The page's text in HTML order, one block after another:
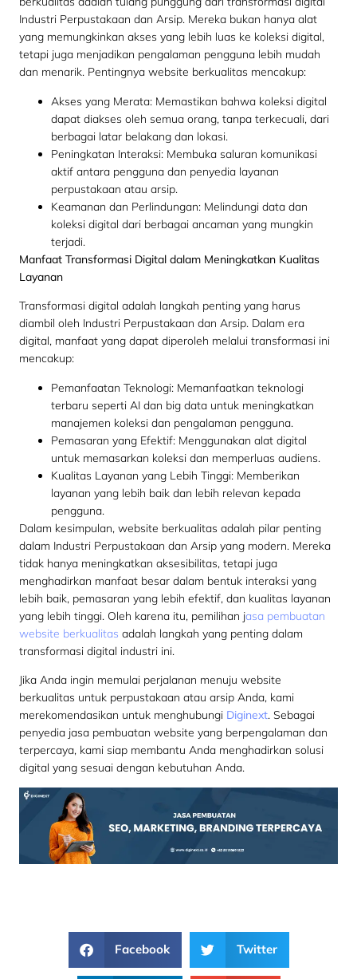
Industri Perpustakaan dan Arsip. Mereka bukan hanya alat
yang memungkinkan akses yang lebih luas ke koleksi digital,
tetapi juga menjadikan pengalaman pengguna lebih mudah
dan menarik. Pentingnya website berkualitas mencakup:
Akses yang Merata: Memastikan bahwa koleksi digital
dapat diakses oleh semua orang, tanpa terkecuali, dari
berbagai latar belakang dan lokasi.
Peningkatan Interaksi: Membuka saluran komunikasi
aktif antara pengguna dan penyedia layanan
perpustakaan atau arsip.
Keamanan dan Perlindungan: Melindungi data dan
koleksi digital dari berbagai ancaman yang mungkin
terjadi.
Manfaat Transformasi Digital dalam Meningkatkan Kualitas
Layanan
Transformasi digital adalah langkah penting yang harus
diambil oleh Industri Perpustakaan dan Arsip. Dalam era
digital, manfaat yang dapat diperoleh melalui transformasi ini
mencakup:
Pemanfaatan Teknologi: Memanfaatkan teknologi
terbaru seperti AI dan big data untuk meningkatkan
manajemen koleksi dan pengalaman pengguna.
Pemasaran yang Efektif: Menggunakan alat digital
untuk memasarkan koleksi dan memperluas audiens.
Kualitas Layanan yang Lebih Tinggi: Memberikan
layanan yang lebih baik dan lebih relevan kepada
pengguna.
Dalam kesimpulan, website berkualitas adalah pilar penting
dalam Industri Perpustakaan dan Arsip yang modern. Mereka
tidak hanya meningkatkan aksesibilitas, tetapi juga
menghadirkan manfaat besar dalam bentuk interaksi yang
lebih baik, pemasaran yang lebih efektif, dan kualitas layanan
yang lebih tinggi. Oleh karena itu, pemilihan jasa pembuatan
website berkualitas adalah langkah yang penting dalam
transformasi digital industri ini.
Jika Anda ingin memulai perjalanan menuju website
berkualitas untuk perpustakaan atau arsip Anda, kami
merekomendasikan untuk menghubungi Diginext. Sebagai
penyedia jasa pembuatan website yang berpengalaman dan
terpercaya, kami siap membantu Anda menghadirkan solusi
digital yang sesuai dengan kebutuhan Anda.
Facebook Twitter